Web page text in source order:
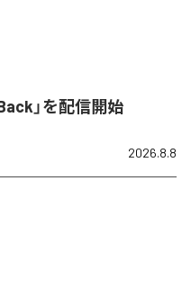
」を配信開始
2026.8.8